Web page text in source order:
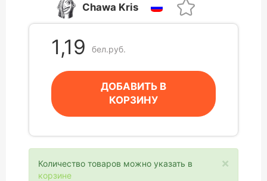
Chawa Kris
1,19 бел.руб.
ДОБАВИТЬ В
КОРЗИНУ
×
Количество товаров можно указать в
корзине